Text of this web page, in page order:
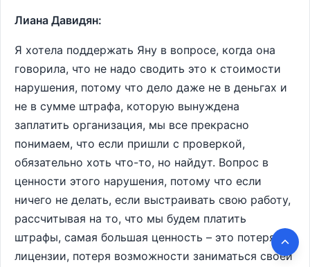
Лиана Давидян:
Я хотела поддержать Яну в вопросе, когда она
говорила, что не надо сводить это к стоимости
нарушения, потому что дело даже не в деньгах и
не в сумме штрафа, которую вынуждена
заплатить организация, мы все прекрасно
понимаем, что если пришли с проверкой,
обязательно хоть что-то, но найдут. Вопрос в
ценности этого нарушения, потому что если
ничего не делать, если выстраивать свою работу,
рассчитывая на то, что мы будем платить
штрафы, самая большая ценность – это потеря
лицензии, потеря возможности заниматься своей